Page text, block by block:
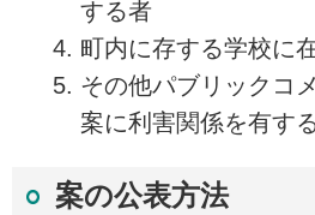
する者
町内に存する学校に
その他パブリックコ
案に利害関係を有す
案の公表方法